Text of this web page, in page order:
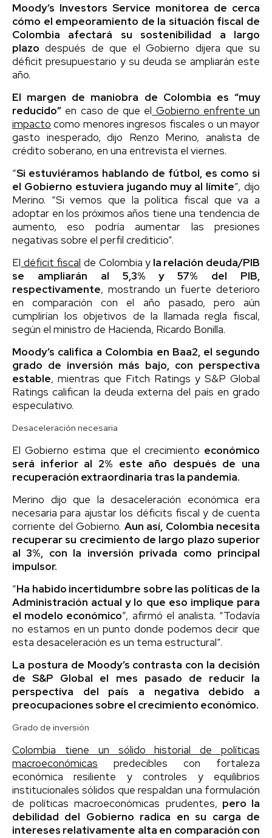
Moody’s Investors Service monitorea de cerca
cómo el empeoramiento de la situación fiscal de
Colombia afectará su sostenibilidad a largo
plazo después de que el Gobierno dijera que su
déficit presupuestario y su deuda se ampliarán este
año.
El margen de maniobra de Colombia es “muy
reducido” en caso de que el Gobierno enfrente un
impacto como menores ingresos fiscales o un mayor
gasto inesperado, dijo Renzo Merino, analista de
crédito soberano, en una entrevista el viernes.
“Si estuviéramos hablando de fútbol, ​​es como si
el Gobierno estuviera jugando muy al límite”, dijo
Merino. “Si vemos que la política fiscal que va a
adoptar en los próximos años tiene una tendencia de
aumento, eso podría aumentar las presiones
negativas sobre el perfil crediticio”.
El déficit fiscal de Colombia y la relación deuda/PIB
se ampliarán al 5,3% y 57% del PIB,
respectivamente, mostrando un fuerte deterioro
en comparación con el año pasado, pero aún
cumplirían los objetivos de la llamada regla fiscal,
según el ministro de Hacienda, Ricardo Bonilla.
Moody’s califica a Colombia en Baa2, el segundo
grado de inversión más bajo, con perspectiva
estable, mientras que Fitch Ratings y S&P Global
Ratings califican la deuda externa del país en grado
especulativo.
Desaceleración necesaria
El Gobierno estima que el crecimiento económico
será inferior al 2% este año después de una
recuperación extraordinaria tras la pandemia.
Merino dijo que la desaceleración económica era
necesaria para ajustar los déficits fiscal y de cuenta
corriente del Gobierno. Aun así, Colombia necesita
recuperar su crecimiento de largo plazo superior
al 3%, con la inversión privada como principal
impulsor.
“Ha habido incertidumbre sobre las políticas de la
Administración actual y lo que eso implique para
el modelo económico”, afirmó el analista. “Todavía
no estamos en un punto donde podemos decir que
esta desaceleración es un tema estructural”.
La postura de Moody’s contrasta con la decisión
de S&P Global el mes pasado de reducir la
perspectiva del país a negativa debido a
preocupaciones sobre el crecimiento económico.
Grado de inversión
Colombia tiene un sólido historial de políticas
macroeconómicas predecibles con fortaleza
económica resiliente y controles y equilibrios
institucionales sólidos que respaldan una formulación
de políticas macroeconómicas prudentes, pero la
debilidad del Gobierno radica en su carga de
intereses relativamente alta en comparación con